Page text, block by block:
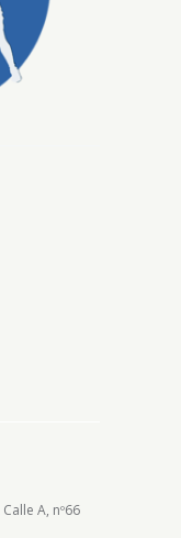
A, nº66